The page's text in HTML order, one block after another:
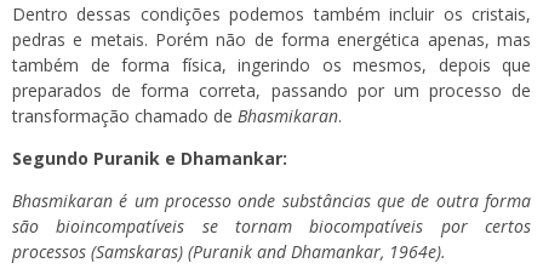
Dentro dessas condições podemos também incluir os cristais,
pedras e metais. Porém não de forma energética apenas, mas
também de forma física, ingerindo os mesmos, depois que
preparados de forma correta, passando por um processo de
transformação chamado de Bhasmikaran.
Segundo Puranik e Dhamankar:
Bhasmikaran é um processo onde substâncias que de outra forma
são bioincompatíveis se tornam biocompatíveis por certos
processos (Samskaras) (Puranik and Dhamankar, 1964e).